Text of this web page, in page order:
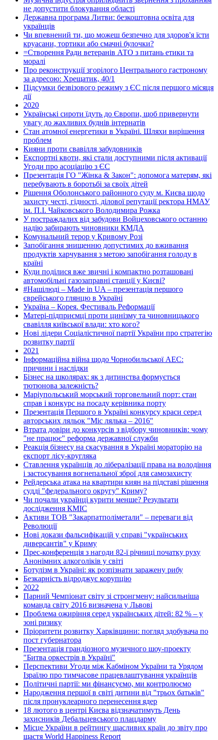
не допустити блокування області
Державна програма Литви: безкоштовна освіта для
українців
Чи впевнений ти, що можеш безпечно для здоров'я їсти
круасани, тортики або смачні булочки?
=Створення Ради ветеранів АТО з питань етики та
моралі
Про реконструкції згорілого Центрального гастроному
за адресою: Хрещатик, 40/1
Підсумки безвізового режиму з ЄС після першого місяця
дії
2020
Українські сироти їдуть до Європи, щоб привернути
увагу до жахливих буднів інтернатів
Стан атомної енергетики в Україні. Шляхи вирішення
проблем
Кияни проти свавілля забудовників
Експортні квоти, які стали доступними після активації
Угоди про асоціацію з ЄС
Презентація ГО "Жінка & Закон": допомога матерям, які
перебувають в боротьбі за своїх дітей
Рішення Оболонського районного суду м. Києва щодо
захисту честі, гідності, ділової репутації ректора НМАУ
ім. П.І. Чайковського Володимира Рожка
У постраждалих від забудови Войцеховського останню
надію забирають чиновники КМДА
Комунальний терор у Кривому Розі
Запобігання знищенню допустимих до вживання
продуктів харчування з метою запобігання голоду в
країні
Куди поділися вже звичні і компактно розташовані
автомобільні газозаправні станції у Києві?
#Нашілюді – Made in UA – презентація першого
єврейського глянцю в Україні
Україна – Корея. Фестиваль Реформації
Матері-підприємці проти цинізму та чиновницького
свавілля київської влади: хто кого?
Нові лідери Соціалістичної партії України про стратегію
розвитку партії
2021
Інформаційна війна щодо Чорнобильської АЕС:
причини і наслідки
Бізнес на школярах: як з дитинства формується
тютюнова залежність?
Маріупольський морський торговельний порт: стан
справ і конкурс на посаду керівника порту
Презентація Першого в Україні конкурсу краси серед
авторських ляльок "Міс лялька – 2016"
Втрата довіри до конкурсів з відбору чиновників: чому
"не працює" реформа державної служби
Реакція бізнесу на скасування в Україні мораторію на
експорт лісу-кругляка
Ставлення українців до лібералізації права на володіння
і застосування вогнепальної зброї для самозахисту
Рейдерська атака на квартири киян на підставі рішення
судді "федерального округу" Криму?
Чи почали українці курити менше? Результати
дослідження КМІС
Активи ТОВ "Закарпатполіметали" – переваги від
Революції
Нові докази фальсифікацій у справі "українських
диверсантів" у Криму
Прес-конференція з нагоди 82-ї річниці початку руху
Анонімних алкоголіків у світі
Ботулізм в Україні: як розпізнати заражену рибу
Безкарність відроджує корупцію
2022
Парний Чемпіонат світу зі стронгмену: найсильніша
команда світу 2016 визначена у Львові
Проблема ожиріння серед українських дітей: 82 % – у
зоні ризику
Пріоритети розвитку Харківщини: погляд здобувача по
пост губернатора
Презентація грандіозного музичного шоу-проекту
"Битва оркестрів в Україні"
Перспективи Угоди між Кабміном України та Урядом
Ізраїлю про тимчасове працевлаштування українців
Політичні партії: ми фінансуємо, ми контролюємо
Народження першої в світі дитини від "трьох батьків"
після пронуклеарного перенесення ядер
18 лютого в центрі Києва відзначатимуть День
захисників Дебальцевського плацдарму
Місце України в рейтингу щасливих країн до звіту про
щастя World Happiness Report